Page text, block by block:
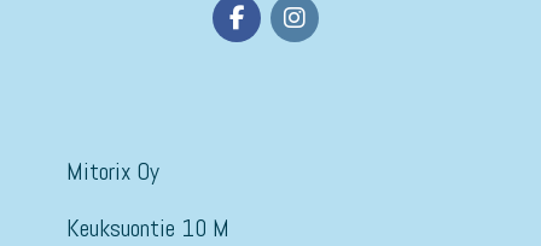
Mitorix Oy
Keuksuontie 10 M